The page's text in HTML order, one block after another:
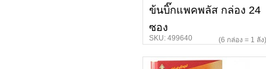
ข้นบิ๊กแพคพลัส กล่อง 24
ซอง
SKU: 499640 (6 กล่อง = 1 ลัง)